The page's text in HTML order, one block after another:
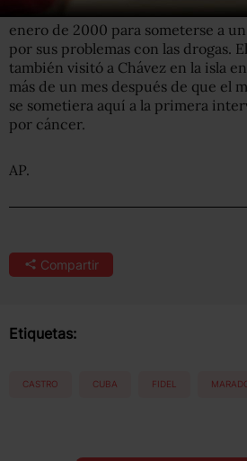
Maradona vivió varios años en
enero de 2000 para someterse a
por sus problemas con las drogas.
también visitó a Chávez en la isla
más de un mes después de que el
se sometiera aquí a la primera
por cáncer.
AP.
Compartir
Etiquetas:
CASTRO CUBA FIDEL